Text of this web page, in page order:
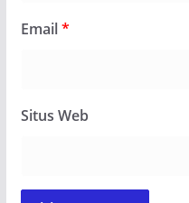
Email*
Situs Web